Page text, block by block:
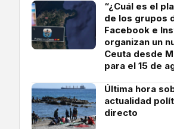
“¿Cuál es el
de los grupos
Facebook e
organizan un
Ceuta desde
para el 15 de
Última hora
actualidad
directo